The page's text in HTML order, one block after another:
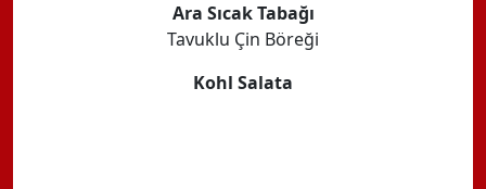
Ara Sıcak Tabağı
Tavuklu Çin Böreği
Kohl Salata